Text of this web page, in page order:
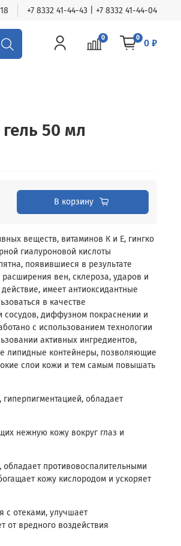
+7 8332 41-44-43 | +7 8332 41-44-04
0 0 0 ₽
50 мл
В корзину
веществ, витаминов К и Е, гингко
гиалуроновой кислоты
появившиеся в результате
вен, склероза, ударов и
имеет антиоксидантные
в качестве
сосудов, диффузном покраснении и
с использованием технологии
активных ингредиентов,
липидные контейнеры, позволяющие
слои кожи и тем самым повышать
обладает
нежную кожу вокруг глаз и
противовоспалительными
кожу кислородом и ускоряет
с отеками, улучшает
от вредного воздействия